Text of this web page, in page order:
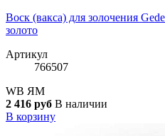
Воск (вакса) для золочения
золото
Артикул
766507
WB ЯМ
2 416 руб В наличии
В корзину